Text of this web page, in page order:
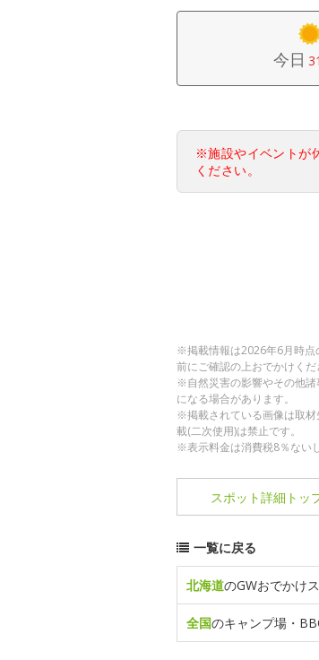
今日
※施設やイベントが
ください。
※掲載情報は2026年6月時点
前にご確認の上おでかけくだ
※自然災害の影響やその他
になる場合があります。
※掲載されている画像は取
載(二次使用)は禁止です。
※表示料金は消費税8％ない
スポット詳細 トッ
一覧に戻る
北海道のGWおでかけ
全国のキャンプ場・